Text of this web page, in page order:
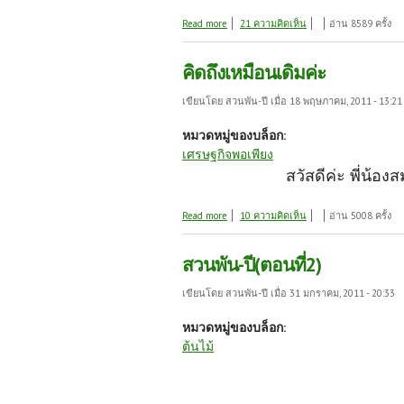
Read more about มาเที่ยวสวนลำไยกัน
21 ความคิดเห็น อ่าน 8589 ครั้ง
คิดถึงเหมือนเดิมค่ะ
เขียนโดย สวนพัน-ปี เมื่อ 18 พฤษภาคม, 2011 - 13:21
หมวดหมู่ของบล็อก:
เศรษฐกิจพอเพียง
สวัสดีค่ะ พี่น้อง
Read more about คิดถึงเหมือนเดิมค่ะ
10 ความคิดเห็น อ่าน 5008 ครั้ง
สวนพัน-ปี(ตอนที่2)
เขียนโดย สวนพัน-ปี เมื่อ 31 มกราคม, 2011 - 20:33
หมวดหมู่ของบล็อก:
ต้นไม้